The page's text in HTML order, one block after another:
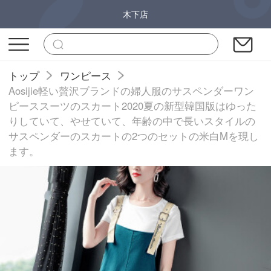
木下店
トップ
ワンピース
Aosijie軽い贅沢ブランドの婦人服のサスペンダーワン
ピーススーツのスカート2020夏の新型韓国版はゆった
りしていて、やせていて、年齢の中で長いスタイルの
サスペンダーのスカートの2つのセットの米白Mを現し
ます。